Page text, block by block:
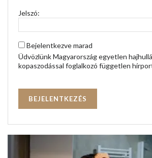
Jelszó:
Bejelentkezve marad
Üdvözlünk Magyarország egyetlen
kopaszodással foglalkozó független
BEJELENTKEZÉS